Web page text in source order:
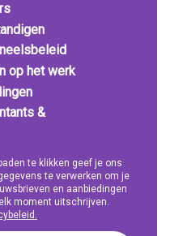
op het werk
&
te klikken geef je ons
te verwerken om je
en aanbiedingen
moment uitschrijven.